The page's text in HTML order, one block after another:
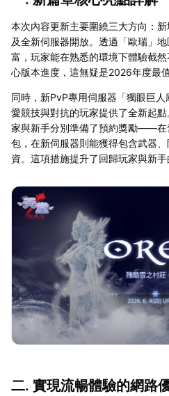
本次內容更新主要圍繞三大方向：
及全新伺服器開放。透過「歐瑞」
富，玩家能在熟悉的環境下體驗截
心版本進度，這無疑是2026年度最
同時，新PvP專用伺服器「獨眼巨
愛競技與對抗的玩家提供了全新起
家與新手分別準備了預約獎勵——在
包，在新伺服器則能獲得包含武器
資。這項措施提升了回歸玩家與新手
二. 實現流暢體驗的網路